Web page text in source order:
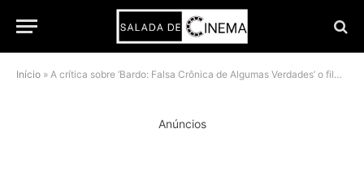
Início » A crítica sobre ‘Bardo: Falsa Crônica de Algumas Verdades’ o filme que te deixará confuso por completo na Netflix
Anúncios